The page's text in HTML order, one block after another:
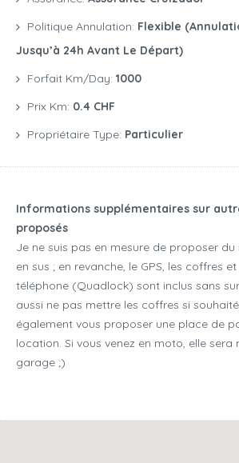
Politique Annulation: Flexible
Jusqu’à 24h Avant Le Départ)
Forfait Km/day: 1000
Prix Km: 0.4 CHF
Propriétaire Type: Particulier
Informations supplémentaires sur
proposés
Je ne suis pas en mesure de proposer
en sus ; en revanche, le GPS, les coffres
téléphone (Quadlock) sont inclus sans
aussi ne pas mettre les coffres si
également vous proposer une place de
location. Si vous venez en moto, elle sera
garage ;)